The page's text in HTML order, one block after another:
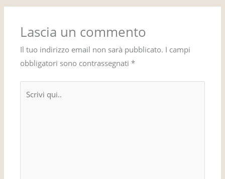
Lascia un commento
Il tuo indirizzo email non sarà pubblicato. I campi
obbligatori sono contrassegnati*